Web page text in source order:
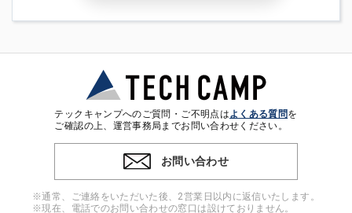
・個人(法人の場合は担当者)を識別できない形式に加工した統
計情報の作成および利用
※上記の利用目的に基づいた本人への連絡及び配信について
4. 個人情報の第三者提供
ンをとるために、氏名等の一部の情報をサービス内で使用する
テックキャンプへのご質問・ご不明点はよくある質問を
ご確認の上、運営事務局までお問い合わせください。
お問い合わせ
※通常、ご連絡をいただいた後、2営業日以内に返信いたします。
※現在、電話でのお問い合わせの窓口は設けておりません。